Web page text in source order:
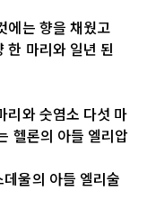
에는 향을 채웠고
한 마리와 일년 된
리와 숫염소 다섯 마
헬론의 아들 엘리압
울의 아들 엘리술